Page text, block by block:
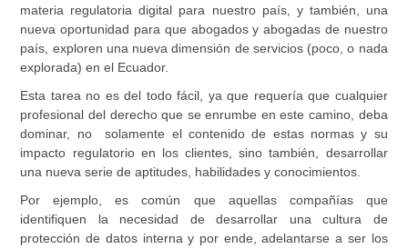
materia regulatoria digital para nuestro país, y también, una
nueva oportunidad para que abogados y abogadas de nuestro
país, exploren una nueva dimensión de servicios (poco, o nada
explorada) en el Ecuador.
Esta tarea no es del todo fácil, ya que requería que cualquier
profesional del derecho que se enrumbe en este camino, deba
dominar, no solamente el contenido de estas normas y su
impacto regulatorio en los clientes, sino también, desarrollar
una nueva serie de aptitudes, habilidades y conocimientos.
Por ejemplo, es común que aquellas compañías que
identifiquen la necesidad de desarrollar una cultura de
protección de datos interna y por ende, adelantarse a ser los